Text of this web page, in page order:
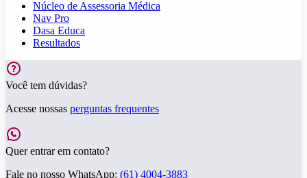
Núcleo de Assessoria Médica
Nav Pro
Dasa Educa
Resultados
Você tem dúvidas?
Acesse nossas perguntas frequentes
Quer entrar em contato?
Fale no nosso WhatsApp: (61) 4004-3883